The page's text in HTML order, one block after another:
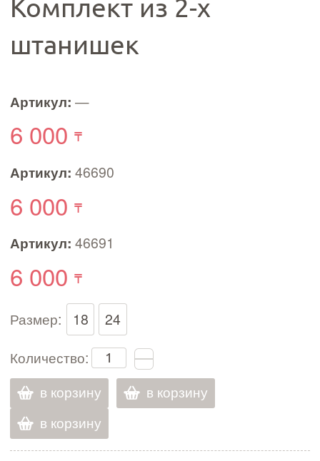
Комплект из 2-х
штанишек
Артикул: —
6 000
Артикул: 46690
6 000
Артикул: 46691
6 000
Размер: 18
24
Количество:
в корзину
в корзину
в корзину